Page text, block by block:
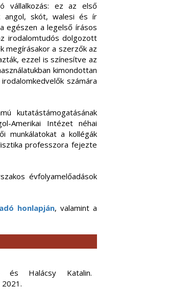
vállalkozás: ez az első
angol, skót, walesi és ír
egészen a legelső írásos
irodalomtudós dolgozott
megírásakor a szerzők az
ezzel is színesítve az
kimondottan
számára
kutatástámogatásának
Amerikai Intézet néhai
munkálatokat a kollégák
professzora fejezte
évfolyamelőadások
honlapján, valamint a
és Halácsy Katalin.